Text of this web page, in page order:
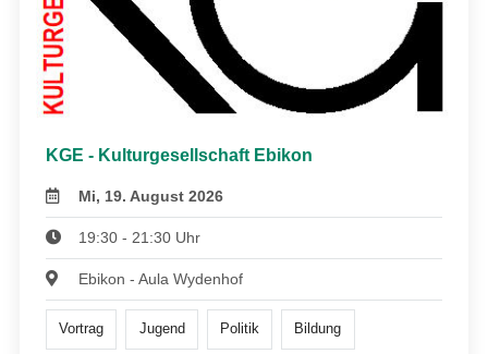
KGE - Kulturgesellschaft Ebikon
Mi, 19. August 2026
19:30 - 21:30 Uhr
Ebikon - Aula Wydenhof
Vortrag Jugend Politik Bildung